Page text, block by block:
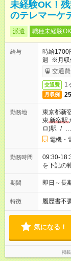
未経験OK！
のテレマーケ
派遣 職種未経験OK
給与
時給
週 ※月収
ービス利
交通
交通費 1
月収例
勤務地
東京都新
東 新宿駅
ロ)駅 / …
電機・
勤務時間
09:30-
を下記の
09:00～
期間 即日～長
特徴 履歴書不
気になる！
掲